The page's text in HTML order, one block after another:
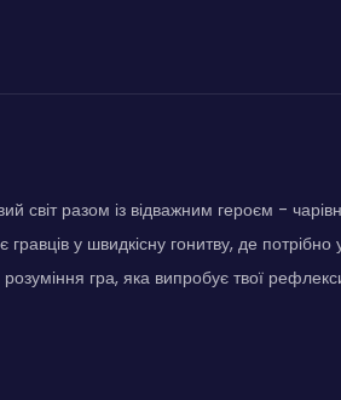
світ разом із відважним героєм -
гравців у швидкісну гонитву, де
гра, яка випробує твої